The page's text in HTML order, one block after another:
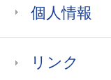
個人情報
リンク